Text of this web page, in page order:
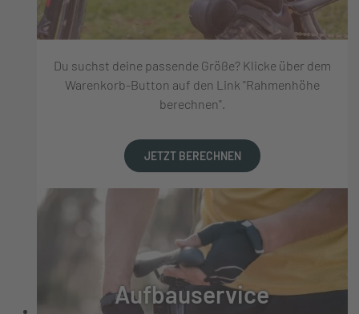
Du suchst deine passende Größe? Klicke über dem
Warenkorb-Button auf den Link "Rahmenhöhe
berechnen".
JETZT BERECHNEN
Aufbauservice